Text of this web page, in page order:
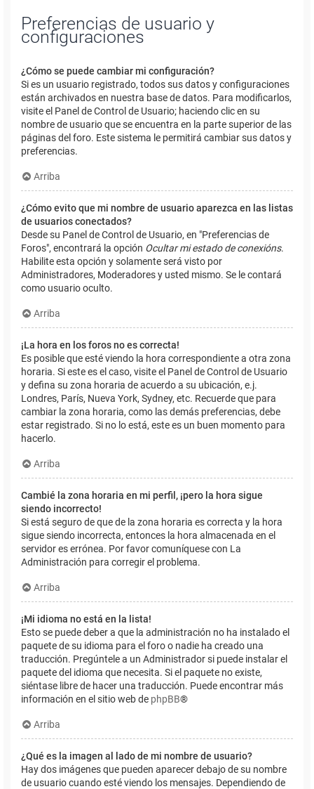
Preferencias de usuario y
configuraciones
¿Cómo se puede cambiar mi configuración?
Si es un usuario registrado, todos sus datos y configuraciones
están archivados en nuestra base de datos. Para modificarlos,
visite el Panel de Control de Usuario; haciendo clic en su
nombre de usuario que se encuentra en la parte superior de las
páginas del foro. Este sistema le permitirá cambiar sus datos y
preferencias.
Arriba
¿Cómo evito que mi nombre de usuario aparezca en las listas
de usuarios conectados?
Desde su Panel de Control de Usuario, en "Preferencias de
Foros", encontrará la opción Ocultar mi estado de conexións.
Habilite esta opción y solamente será visto por
Administradores, Moderadores y usted mismo. Se le contará
como usuario oculto.
Arriba
¡La hora en los foros no es correcta!
Es posible que esté viendo la hora correspondiente a otra zona
horaria. Si este es el caso, visite el Panel de Control de Usuario
y defina su zona horaria de acuerdo a su ubicación, e.j.
Londres, París, Nueva York, Sydney, etc. Recuerde que para
cambiar la zona horaria, como las demás preferencias, debe
estar registrado. Si no lo está, este es un buen momento para
hacerlo.
Arriba
Cambié la zona horaria en mi perfil, ¡pero la hora sigue
siendo incorrecto!
Si está seguro de que de la zona horaria es correcta y la hora
sigue siendo incorrecta, entonces la hora almacenada en el
servidor es errónea. Por favor comuníquese con La
Administración para corregir el problema.
Arriba
¡Mi idioma no está en la lista!
Esto se puede deber a que la administración no ha instalado el
paquete de su idioma para el foro o nadie ha creado una
traducción. Pregúntele a un Administrador si puede instalar el
paquete del idioma que necesita. Si el paquete no existe,
siéntase libre de hacer una traducción. Puede encontrar más
información en el sitio web de phpBB®
Arriba
¿Qué es la imagen al lado de mi nombre de usuario?
Hay dos imágenes que pueden aparecer debajo de su nombre
de usuario cuando esté viendo los mensajes. Dependiendo de